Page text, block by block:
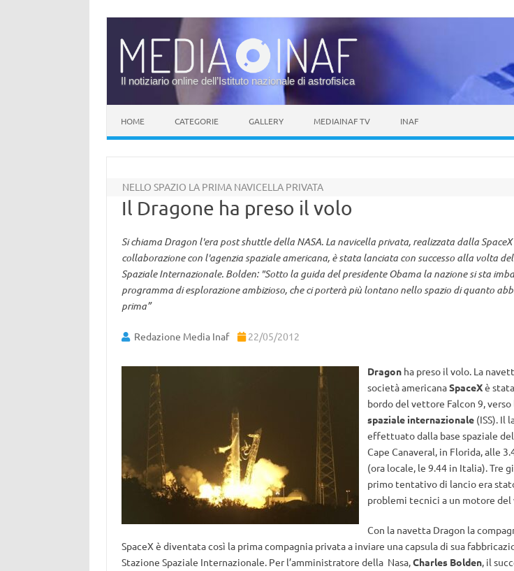
Il notiziario online dell’Istituto nazionale di astrofisica
HOME CATEGORIE GALLERY MEDIAINAF TV INAF
NELLO SPAZIO LA PRIMA NAVICELLA PRIVATA
Il Dragone ha preso il volo
Si chiama Dragon l'era post shuttle della NASA. La navicella privata, realizzata dalla SpaceX
collaborazione con l'agenzia spaziale americana, è stata lanciata con successo alla volta
Spaziale Internazionale. Bolden: "Sotto la guida del presidente Obama la nazione si sta
programma di esplorazione ambizioso, che ci porterà più lontano nello spazio di quanto
prima”
Redazione Media Inaf 22/05/2012
Dragonha preso il volo. La
società americanaSpaceXè
bordo del vettore Falcon 9, verso
spaziale internazionale(ISS). Il
effettuato dalla base spaziale
Cape Canaveral, in Florida, alle
(ora locale, le 9.44 in Italia). Tre
primo tentativo di lancio era
problemi tecnici a un motore
Con la navetta Dragon la
SpaceX è diventata così la prima compagnia privata a inviare una capsula di sua
Stazione Spaziale Internazionale. Per l’amministratore della Nasa,Charles Bolden, il